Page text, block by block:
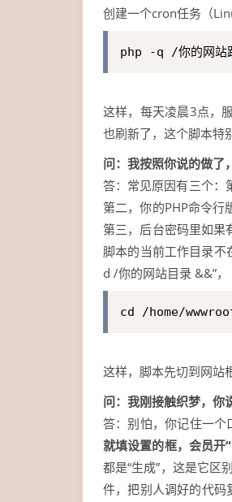
创建一个cron任务（
php -q /你的网站
这样，每天凌晨3点，
也刷新了，这个脚本特
问：我按照你说的做了
答：常见原因有三个
第二，你的PHP命令
第三，后台密码里如果
脚本的当前工作目录不
d /你的网站目录 &&”，
cd /home/
这样，脚本先切到网站
问：我刚接触织梦，你
答：别怕，你记住一个
就填设置的框，会员开
都是“生成”，这是它区
件，把别人调好的代码